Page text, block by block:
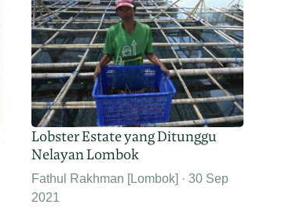
Lobster Estate yang Ditunggu
Nelayan Lombok
Fathul Rakhman [Lombok]
30 Sep
2021